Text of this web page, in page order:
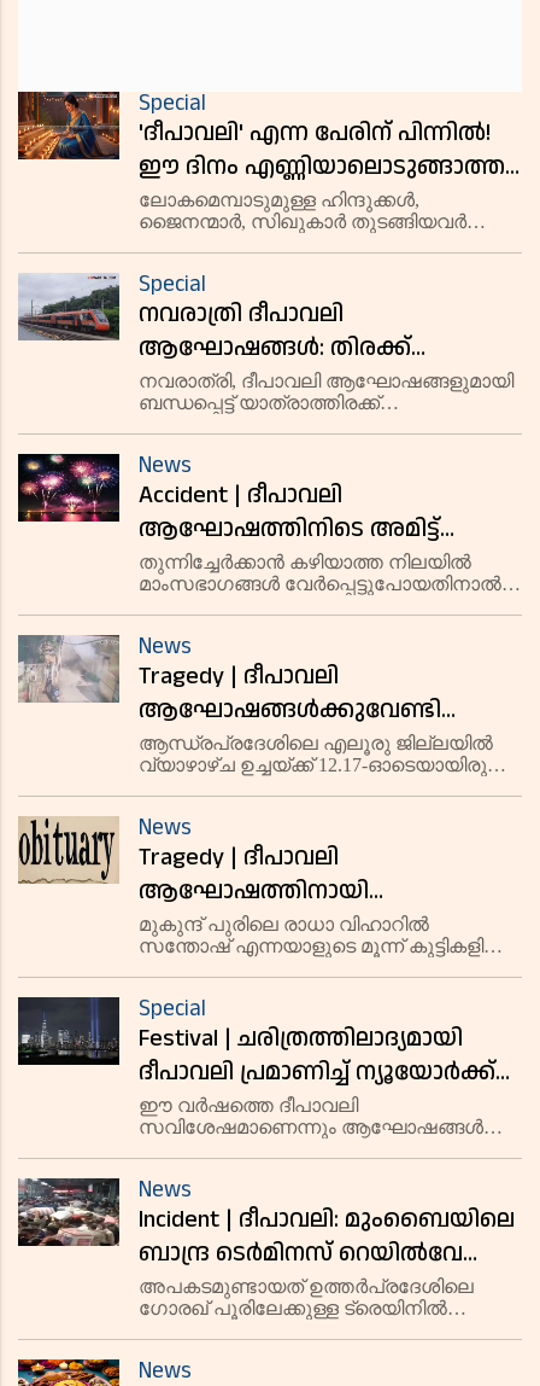
Special
'ദീപാവലി' എന്ന പേരിന് പിന്നിൽ!
ഈ ദിനം എണ്ണിയാലൊടുങ്ങാത്ത
ദീപങ്ങൾ തെളിയിക്കുന്നത്
എന്തിന്? അറിയാം ഇക്കാര്യങ്ങൾ
ലോകമെമ്പാടുമുള്ള ഹിന്ദുക്കൾ,
ജൈനന്മാർ, സിഖുകാർ തുടങ്ങിയവർ
നിന്നാണ് ഉണ്ടായത്. അന്ധകാരത്തിനു
മേൽ വെളിച്ചം നേടിയ വിജയത്തിൻ്റെ
പ്രതീകമാ
Special
നവരാത്രി ദീപാവലി
ആഘോഷങ്ങള്‍: തിരക്ക്
കുറയ്ക്കാന്‍ കേരളത്തിലേക്ക്
സ്‌പെഷല്‍ ട്രെയിന്‍
നവരാത്രി, ദീപാവലി ആഘോഷങ്ങളുമായി
ബന്ധപ്പെട്ട് യാത്രാത്തിരക്ക്
പ്രത്യേക ട്രെയിൻ സർവീസ് ആരംഭിച്ചു.
News
Accident | ദീപാവലി
ആഘോഷത്തിനിടെ അമിട്ട്
പൊട്ടിത്തെറിച്ച് യുവാവിന്റെ
കൈപ്പത്തി തകര്‍ന്നു
തുന്നിച്ചേര്‍ക്കാന്‍ കഴിയാത്ത നിലയില്‍
മാംസഭാഗങ്ങള്‍ വേര്‍പ്പെട്ടുപോയതിനാല്‍
News
Tragedy | ദീപാവലി
ആഘോഷങ്ങള്‍ക്കുവേണ്ടി
പ്രത്യേകമായി നിര്‍മിച്ച 'ഒണിയന്‍
ബോംബ് പടക്കവുമായി'
സ്‌കൂട്ടറില്‍ പോകവെ കുഴിയില്‍
വീണ് സ്‌ഫോടനം; ഒരാള്‍ മരിച്ചു, 6
പേര്‍ക്ക് പരുക്ക്
ആന്ധ്രപ്രദേശിലെ എലൂരു ജില്ലയില്‍
വ്യാഴാഴ്ച ഉച്ചയ്ക്ക് 12.17-ഓടെയായിരുന്നു
News
Tragedy | ദീപാവലി
ആഘോഷത്തിനായി
സജ്ജമാക്കിയ അലങ്കാരവിളക്കില്‍
നിന്ന് വൈദ്യുതാഘാതമേറ്റ് അഞ്ച്
വയസ്സുകാരന് ദാരുണാന്ത്യം
മുകുന്ദ് പുരിലെ രാധാ വിഹാറില്‍
സന്തോഷ് എന്നയാളുടെ മൂന്ന് കുട്ടികളില്‍
Special
Festival | ചരിത്രത്തിലാദ്യമായി
ദീപാവലി പ്രമാണിച്ച് ന്യൂയോര്‍ക്ക്
നഗരത്തിലെ സ്‌കൂളുകള്‍ക്ക്
അവധി പ്രഖ്യാപിച്ചു;
ദീപാലംകൃതത്തില്‍ തിളങ്ങി
വേള്‍ഡ് ട്രേഡ് സെന്റര്‍
ഈ വര്‍ഷത്തെ ദീപാവലി
സവിശേഷമാണെന്നും ആഘോഷങ്ങള്‍
കമ്മിഷണര്‍ ഓഫ് മേയറിന്റെ ഓഫീസ്
അറിയിച്ചു.
News
Incident | ദീപാവലി: മുംബൈയിലെ
ബാന്ദ്ര ടെര്‍മിനസ് റെയില്‍വേ
സ്റ്റേഷനില്‍ തിക്കിലും തിരക്കിലും
പെട്ട് നിരവധി പേര്‍ക്ക് പരുക്ക്
അപകടമുണ്ടായത് ഉത്തര്‍പ്രദേശിലെ
ഗോരഖ് പൂരിലേക്കുള്ള ട്രെയിനില്‍
News